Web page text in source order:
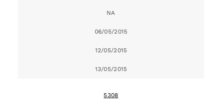
NA
06/05/2015
12/05/2015
13/05/2015
5308